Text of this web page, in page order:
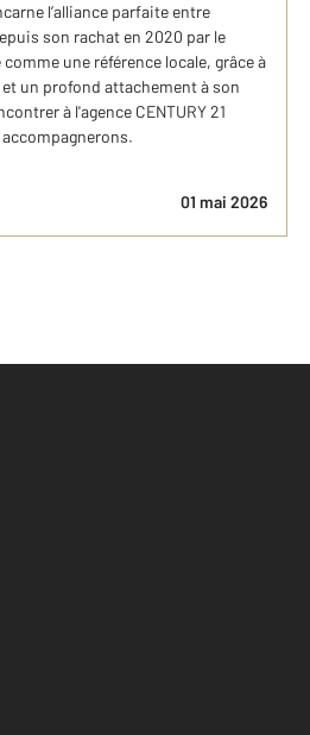
l’alliance parfaite entre
son rachat en 2020 par le
une référence locale, grâce à
un profond attachement à son
à l'agence CENTURY 21
01 mai 2026